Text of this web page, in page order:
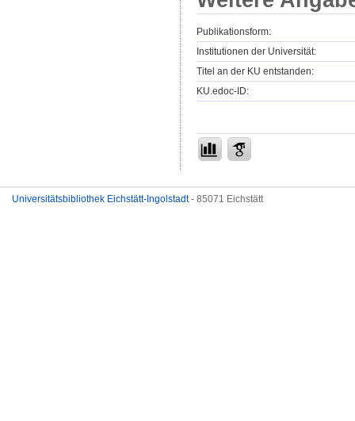
Publikationsform:
Institutionen der Universität:
Titel an der KU entstanden:
KU.edoc-ID:
Universitätsbibliothek Eichstätt-Ingolstadt- 85071 Eichstätt